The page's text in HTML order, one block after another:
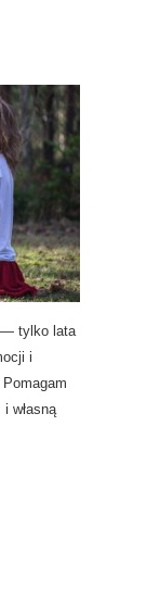
— tylko lata
i
własną